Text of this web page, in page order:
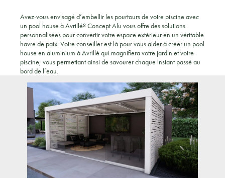
Avez-vous envisagé d’embellir les pourtours de votre piscine avec
un pool house à Avrillé? Concept Alu vous offre des solutions
personnalisées pour convertir votre espace extérieur en un véritable
havre de paix. Votre conseiller est là pour vous aider à créer un pool
house en aluminium à Avrillé qui magnifiera votre jardin et votre
piscine, vous permettant ainsi de savourer chaque instant passé au
bord de l’eau.